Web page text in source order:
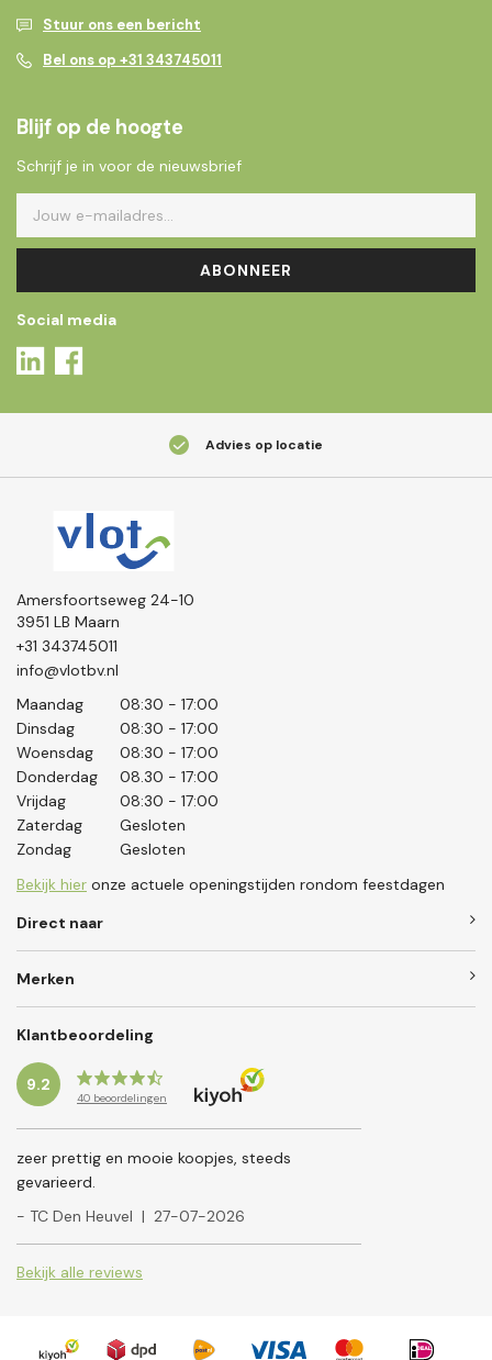
Stuur ons een bericht
Bel ons op +31 343745011
Blijf op de hoogte
Schrijf je in voor de nieuwsbrief
ABONNEER
Social media
Advies op locatie
Amersfoortseweg 24-10
3951 LB Maarn
+31 343745011
info@vlotbv.nl
Maandag
08:30 - 17:00
Dinsdag
08:30 - 17:00
Woensdag
08:30 - 17:00
Donderdag
08.30 - 17:00
Vrijdag
08:30 - 17:00
Zaterdag
Gesloten
Zondag
Gesloten
Bekijk hier onze actuele openingstijden rondom feestdagen
Direct naar
Merken
Klantbeoordeling
9.2
40 beoordelingen
zeer prettig en mooie koopjes, steeds
gevarieerd.
- TC Den Heuvel | 27-07-2026
Bekijk alle reviews